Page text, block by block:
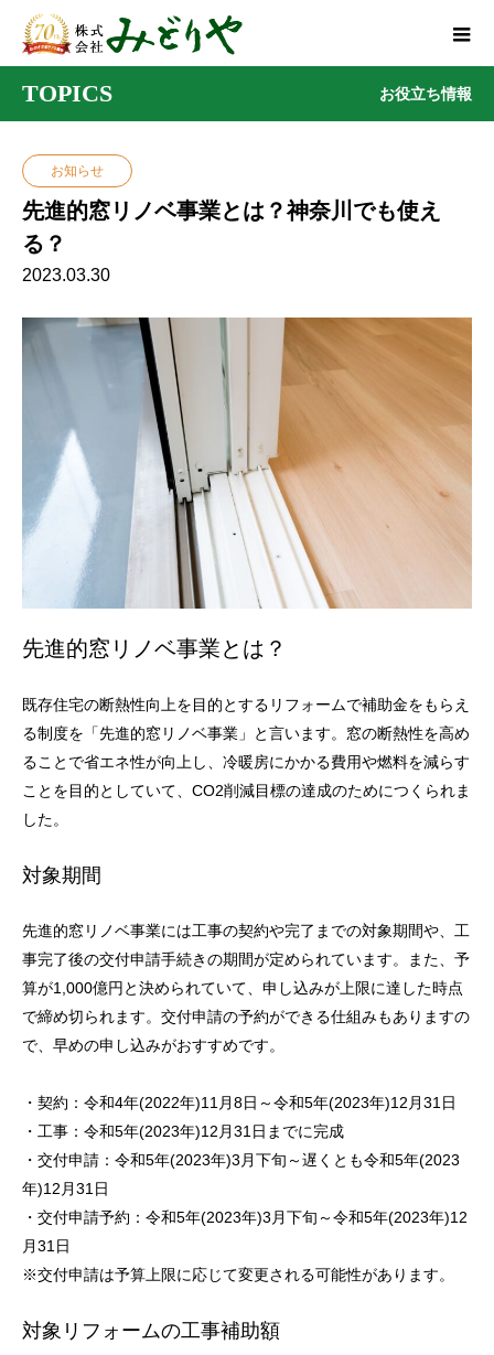
TOPICS お役立ち情報
お知らせ
先進的窓リノベ事業とは？神奈川でも使え
る？
2023.03.30
先進的窓リノベ事業とは？
既存住宅の断熱性向上を目的とするリフォームで補助金をもらえ
る制度を「先進的窓リノベ事業」と言います。窓の断熱性を高め
ることで省エネ性が向上し、冷暖房にかかる費用や燃料を減らす
ことを目的としていて、CO2削減目標の達成のためにつくられま
した。
対象期間
先進的窓リノベ事業には工事の契約や完了までの対象期間や、工
事完了後の交付申請手続きの期間が定められています。また、予
算が1,000億円と決められていて、申し込みが上限に達した時点
で締め切られます。交付申請の予約ができる仕組みもありますの
で、早めの申し込みがおすすめです。
・契約：令和4年(2022年)11月8日～令和5年(2023年)12月31日
・工事：令和5年(2023年)12月31日までに完成
・交付申請：令和5年(2023年)3月下旬～遅くとも令和5年(2023
年)12月31日
・交付申請予約：令和5年(2023年)3月下旬～令和5年(2023年)12
月31日
※交付申請は予算上限に応じて変更される可能性があります。
対象リフォームの工事補助額